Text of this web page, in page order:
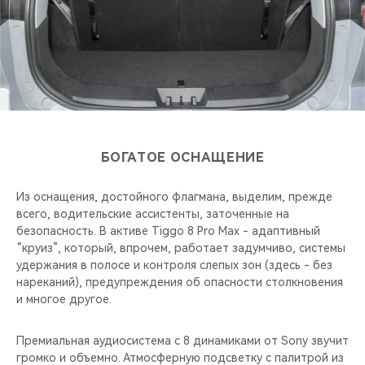
БОГАТОЕ ОСНАЩЕНИЕ
Из оснащения, достойного флагмана, выделим, прежде
всего, водительские ассистенты, заточенные на
безопасность. В активе Tiggo 8 Pro Maх - адаптивный
“круиз”, который, впрочем, работает задумчиво, системы
удержания в полосе и контроля слепых зон (здесь - без
нареканий), предупреждения об опасности столкновения
и многое другое.
Премиальная аудиосистема с 8 динамиками от Sony звучит
громко и объемно. Атмосферную подсветку с палитрой из